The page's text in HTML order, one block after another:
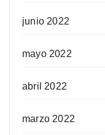
junio 2022
mayo 2022
abril 2022
marzo 2022